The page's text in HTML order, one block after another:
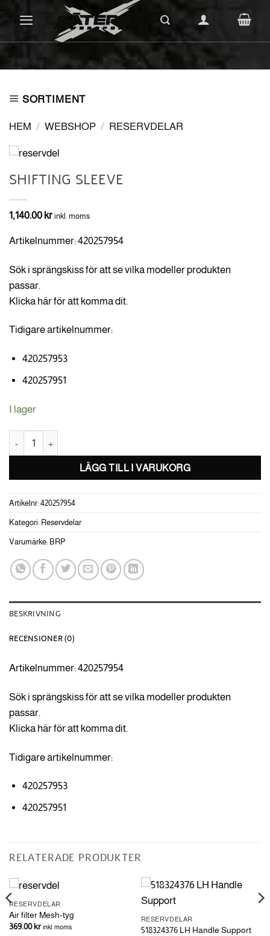
SORTIMENT
HEM / WEBSHOP / RESERVDELAR
SHIFTING SLEEVE
1,140.00 kr inkl. moms
Artikelnummer: 420257954
Sök i sprängskiss för att se vilka modeller produkten
passar.
Klicka här för att komma dit.
Tidigare artikelnummer:
420257953
420257951
I lager
LÄGG TILL I VARUKORG
Artikelnr: 420257954
Kategori: Reservdelar
Varumärke: BRP
BESKRIVNING
RECENSIONER (0)
Artikelnummer: 420257954
Sök i sprängskiss för att se vilka modeller produkten
passar.
Klicka här för att komma dit.
Tidigare artikelnummer:
420257953
420257951
RELATERADE PRODUKTER
RESERVDELAR
Air filter Mesh-tyg
369.00kr inkl. moms
RESERVDELAR
518324376 LH Handle Support